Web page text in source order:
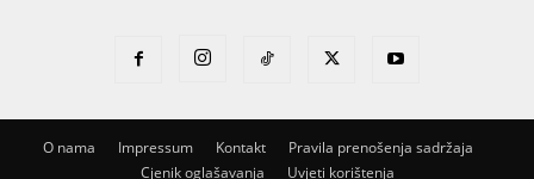
O nama Impressum Kontakt
Pravila prenošenja sadržaja
Cjenik oglašavanja
Uvjeti korištenja